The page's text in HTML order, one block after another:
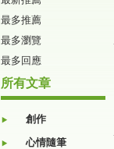
最多推薦
最多瀏覽
最多回應
所有文章
創作
心情隨筆